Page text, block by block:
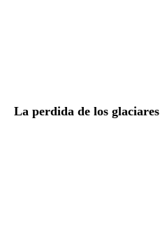
La perdida de los glaciares